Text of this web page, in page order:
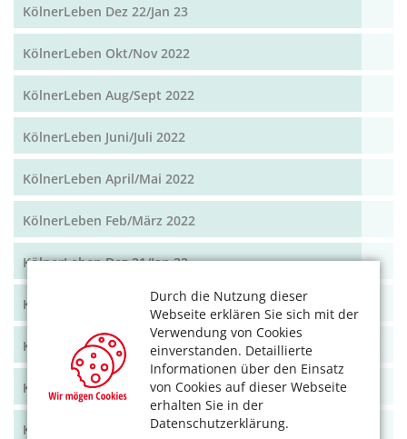
Durch die Nutzung dieser
Webseite erklären Sie sich mit der
Verwendung von Cookies
einverstanden. Detaillierte
Informationen über den Einsatz
von Cookies auf dieser Webseite
erhalten Sie in der
Datenschutzerklärung.
KölnerLeben Dez 22/Jan 23
KölnerLeben Okt/Nov 2022
KölnerLeben Aug/Sept 2022
KölnerLeben Juni/Juli 2022
KölnerLeben April/Mai 2022
KölnerLeben Feb/März 2022
KölnerLeben Dez 21/Jan 22
KölnerLeben Okt/Nov 2021
KölnerLeben Aug/Sept 2021
KölnerLeben Juni/Juli 2021
KölnerLeben April/Mai 2021